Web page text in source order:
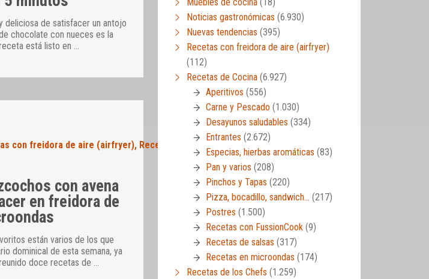
deliciosa de satisfacer un antojo
chocolate con nueces es la
está listo en
con freidora de aire (airfryer), Recetas en microondas
con avena
en freidora de
están varios de los que
dominical de esta semana, ya
doce recetas de …
Noticias gastronómicas (6.930)
Nuevas tendencias (395)
Recetas con freidora de aire (airfryer)
(112)
Recetas de Cocina (6.927)
Aperitivos (556)
Carne y Pescado (1.030)
Desayunos saludables (334)
Entrantes (2.672)
Especias, hierbas aromáticas (83)
Pan y varios (208)
Pinchos y Tapas (220)
Pizza, bocadillo, sandwich… (217)
Postres (1.500)
Recetas con FussionCook (9)
Recetas de salsas (317)
Recetas en microondas (174)
Recetas de los Chefs (1.259)